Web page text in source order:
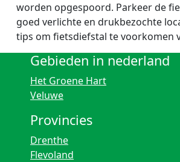
worden opgespoord. Parkeer de
goed verlichte en drukbezochte
tips om fietsdiefstal te voorkomen
Gebieden in nederland
Het Groene Hart
Veluwe
Provincies
Drenthe
Flevoland